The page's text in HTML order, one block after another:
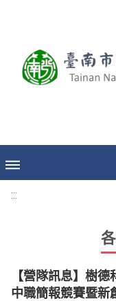
:::
【營隊訊息】樹
中職簡報競賽暨新